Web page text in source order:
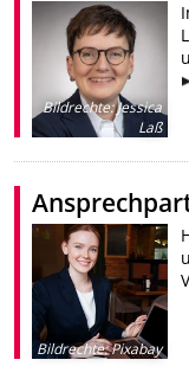
Bildrechte:Jessica
Laß
Bildrechte:Pixabay